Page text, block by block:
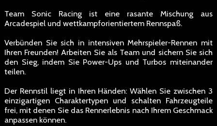
Team Sonic Racing ist eine rasante Mischung aus
Arcadespiel und wettkampforientiertem Rennspaß.
Verbünden Sie sich in intensiven Mehrspieler-Rennen mit
Ihren Freunden! Arbeiten Sie als Team und sichern Sie sich
den Sieg, indem Sie Power-Ups und Turbos miteinander
teilen.
Der Rennstil liegt in Ihren Händen: Wählen Sie zwischen 3
einzigartigen Charaktertypen und schalten Fahrzeugteile
frei, mit denen Sie das Rennerlebnis nach Ihrem Geschmack
anpassen können.